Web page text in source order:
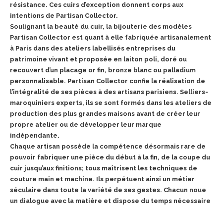
résistance. Ces cuirs d’exception donnent corps aux
intentions de Partisan Collector.
Soulignant la beauté du cuir, la bijouterie des modèles
Partisan Collector est quant à elle fabriquée artisanalement
à Paris dans des ateliers labellisés entreprises du
patrimoine vivant et proposée en laiton poli, doré ou
recouvert d’un placage or fin, bronze blanc ou palladium
personnalisable. Partisan Collector confie la réalisation de
l’intégralité de ses pièces à des artisans parisiens. Selliers-
maroquiniers experts, ils se sont formés dans les ateliers de
production des plus grandes maisons avant de créer leur
propre atelier ou de développer leur marque
indépendante.
Chaque artisan possède la compétence désormais rare de
pouvoir fabriquer une pièce du début à la fin, de la coupe du
cuir jusqu’aux finitions; tous maîtrisent les techniques de
couture main et machine. Ils perpétuent ainsi un métier
séculaire dans toute la variété de ses gestes. Chacun noue
un dialogue avec la matière et dispose du temps nécessaire